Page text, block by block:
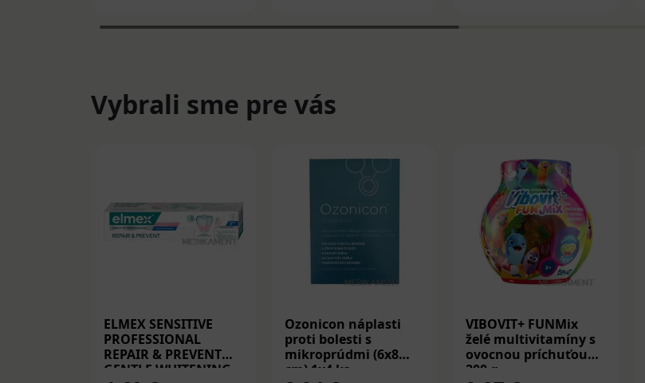
Vybrali sme pre vás
ELMEX SENSITIVE
PROFESSIONAL
REPAIR & PREVENT
GENTLE WHITENING,
Ozonicon náplasti
proti bolesti s
mikroprúdmi (6x8
cm) 1x4 ks
VIBOVIT+ FUNMix
želé multivitamíny s
ovocnou príchuťou
200 g